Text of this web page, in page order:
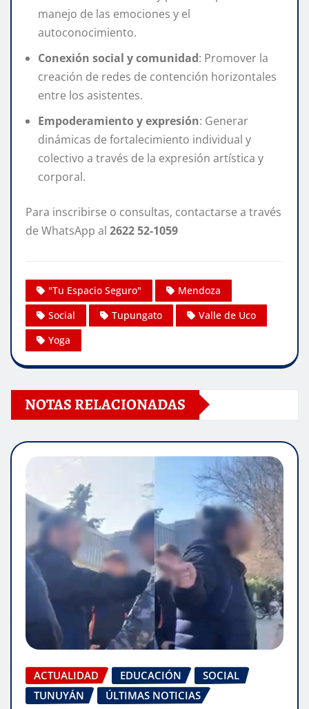
manejo de las emociones y el
autoconocimiento.
Conexión social y comunidad: Promover la
creación de redes de contención horizontales
entre los asistentes.
Empoderamiento y expresión: Generar
dinámicas de fortalecimiento individual y
colectivo a través de la expresión artística y
corporal.
Para inscribirse o consultas, contactarse a través
de WhatsApp al 2622 52-1059
"Tu Espacio Seguro"
Mendoza
Social
Tupungato
Valle de Uco
Yoga
NOTAS RELACIONADAS
ACTUALIDAD EDUCACIÓN
SOCIAL
TUNUYÁN
ÚLTIMAS NOTICIAS